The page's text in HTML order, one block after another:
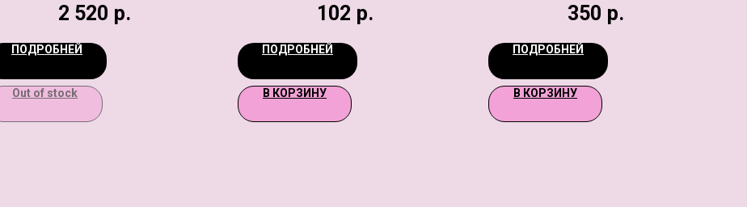
ЭКЗОТИЧЕСКИЕ ФРУКТЫ,
200 МЛ.
2 520 р.
ПОДРОБНЕЙ
Out of stock
102 р.
ПОДРОБНЕЙ
В КОРЗИНУ
350 р.
ПОДРОБНЕЙ
В КОРЗИНУ